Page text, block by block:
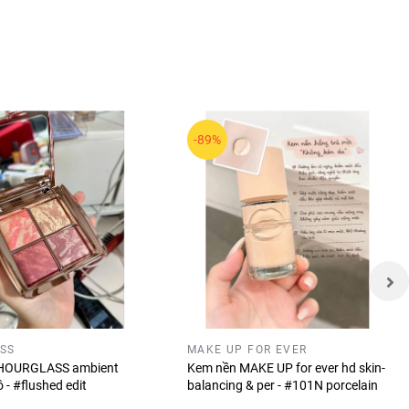
ambient
- #flushed edit
-89%
MAKE UP FOR EVER
Kem nền MAKE UP for ever hd skin-
balancing & per - #101N porcelain